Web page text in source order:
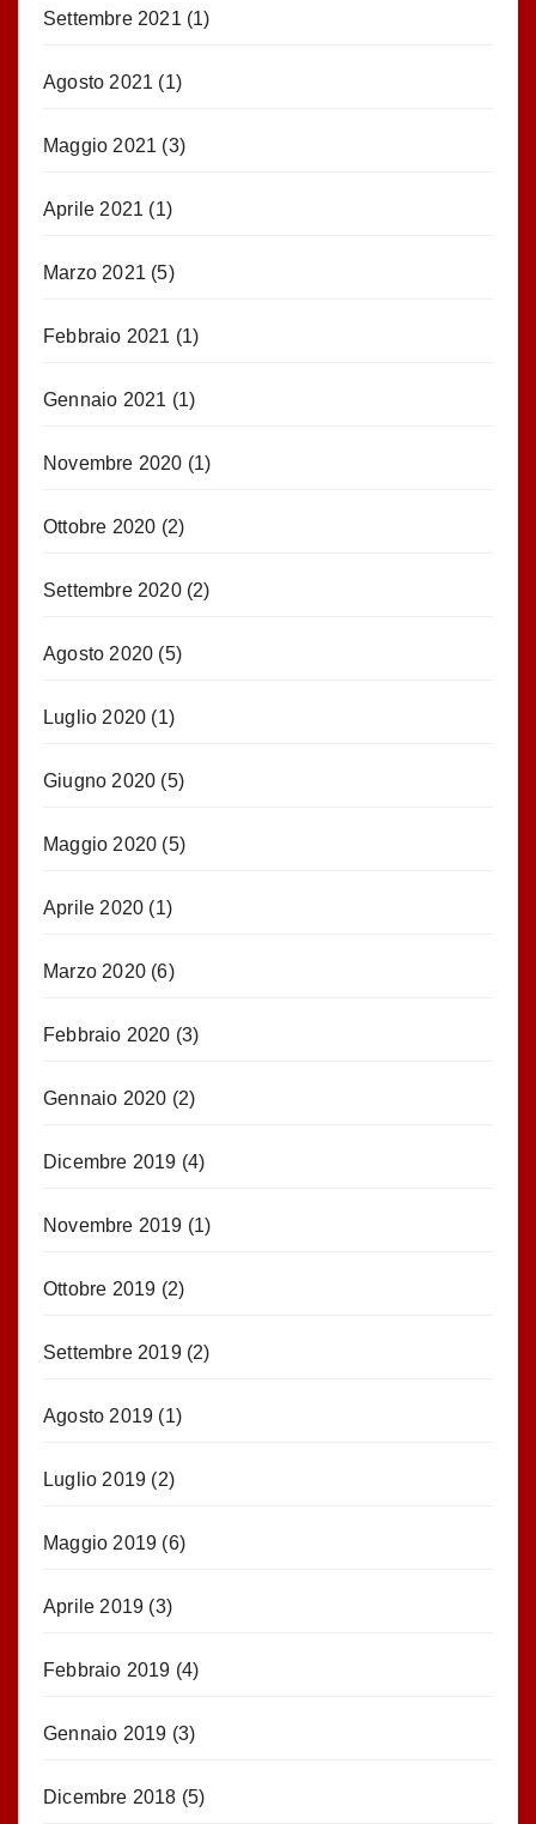
Settembre 2021 (1)
Agosto 2021 (1)
Maggio 2021 (3)
Aprile 2021 (1)
Marzo 2021 (5)
Febbraio 2021 (1)
Gennaio 2021 (1)
Novembre 2020 (1)
Ottobre 2020 (2)
Settembre 2020(2)
Agosto 2020 (5)
Luglio 2020 (1)
Giugno 2020 (5)
Maggio 2020 (5)
Aprile 2020 (1)
Marzo 2020 (6)
Febbraio 2020 (3)
Gennaio 2020 (2)
Dicembre 2019 (4)
Novembre 2019 (1)
Ottobre 2019 (2)
Settembre 2019(2)
Agosto 2019 (1)
Luglio 2019 (2)
Maggio 2019 (6)
Aprile 2019 (3)
Febbraio 2019 (4)
Gennaio 2019 (3)
Dicembre 2018 (5)